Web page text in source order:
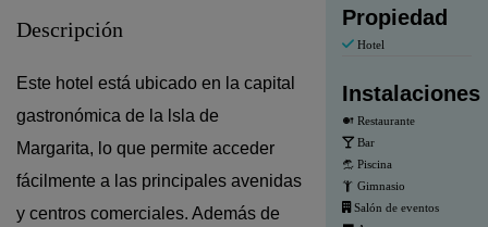
Descripción
Este hotel está ubicado en la capital
gastronómica de la lsla de
Margarita, lo que permite acceder
fácilmente a las principales avenidas
y centros comerciales. Además de
Propiedad
Hotel
Instalaciones
Restaurante
Bar
Piscina
Gimnasio
Salón de eventos